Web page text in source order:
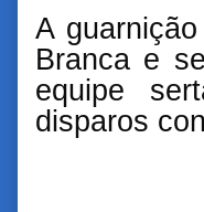
A
Branca e
equipe
disparos